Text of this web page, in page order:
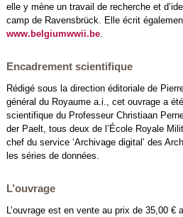
elle y mène un travail de recherche et
camp de Ravensbrück. Elle écrit
www.belgiumwwii.be.
Encadrement scientifique
Rédigé sous la direction éditoriale de
général du Royaume a.i., cet ouvrage a
scientifique du Professeur Christiaan
der Paelt, tous deux de l’École Royale
chef du service ‘Archivage digital’ des
les séries de données.
L’ouvrage
L’ouvrage est en vente au prix de 35,00 €